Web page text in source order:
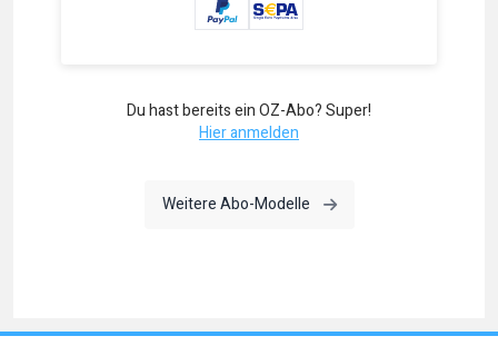
Du hast bereits ein OZ-Abo? Super!
Hier anmelden
Weitere Abo-Modelle